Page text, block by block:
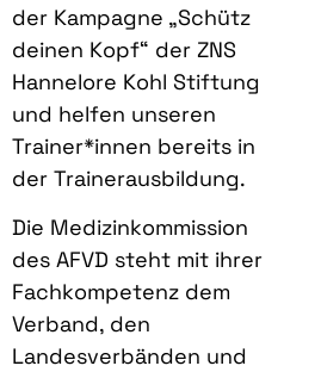
der Kampagne „Schütz
deinen Kopf“ der ZNS
Hannelore Kohl Stiftung
und helfen unseren
Trainer*innen bereits in
der Trainerausbildung.
Die Medizinkommission
des AFVD steht mit ihrer
Fachkompetenz dem
Verband, den
Landesverbänden und